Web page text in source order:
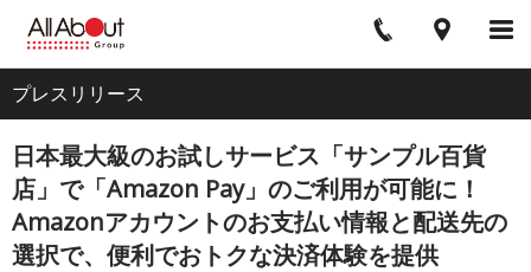
All
About
ホーム
企業情報
IR・投資家情報
日本最大級のお試しサービス「サンプル百貨
店」で「Amazon Pay」のご利用が可能に！
Amazonアカウントのお支払い情報と配送先の
選択で、便利でおトクな決済体験を提供
プレスリリース